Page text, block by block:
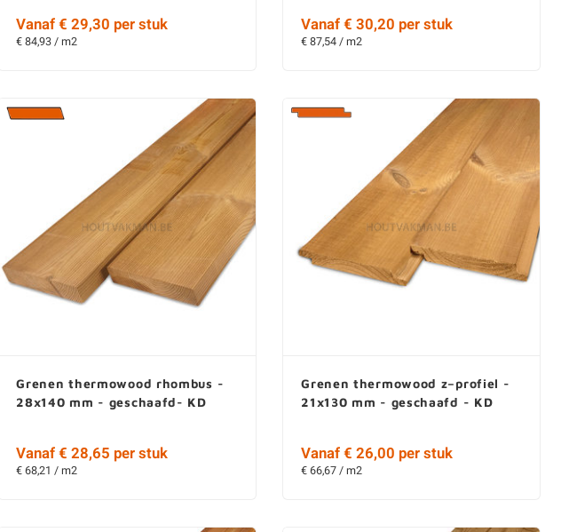
Vanaf € 29,30 per stuk
€ 84,93 / m2
Vanaf € 30,20 per stuk
€ 87,54 / m2
Grenen thermowood rhombus -
28x140 mm - geschaafd- KD
Vanaf € 28,65 per stuk
€ 68,21 / m2
Grenen thermowood z–profiel -
21x130 mm - geschaafd - KD
Vanaf € 26,00 per stuk
€ 66,67 / m2